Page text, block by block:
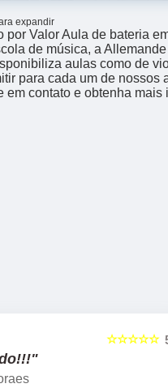
expandir
por Valor Aula de bateria
de música, a
aulas como de
para cada um de nossos
em contato e obtenha mais
☆☆☆☆☆